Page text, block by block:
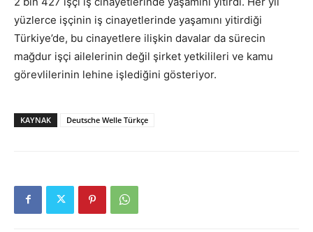
yüzlerce işçinin iş cinayetlerinde yaşamını yitirdiği
Türkiye’de, bu cinayetlere ilişkin davalar da sürecin
mağdur işçi ailelerinin değil şirket yetkilileri ve kamu
görevlilerinin lehine işlediğini gösteriyor.
KAYNAK Deutsche Welle Türkçe